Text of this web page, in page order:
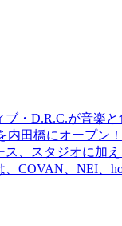
・D.R.C.が⾳楽
内田橋にオープン
ス、スタジオに加
COVAN、NEI、